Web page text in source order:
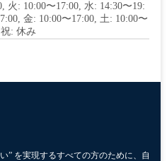
火: 10:00〜17:00, 水: 14:30〜19:
金: 10:00〜17:00, 土: 10:00〜
: 休み
” を実現するすべての方のために、自